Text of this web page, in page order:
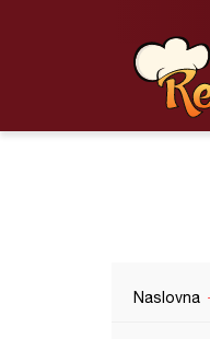
Naslovna